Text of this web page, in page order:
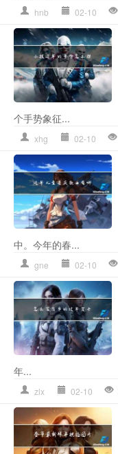
hnb 02-10
个手势象征...
xhg 02-10
中。今年的春...
gne 02-10
年...
zlx 02-10